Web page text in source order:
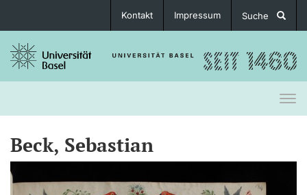
Kontakt Impressum Suche
Beck, Sebastian